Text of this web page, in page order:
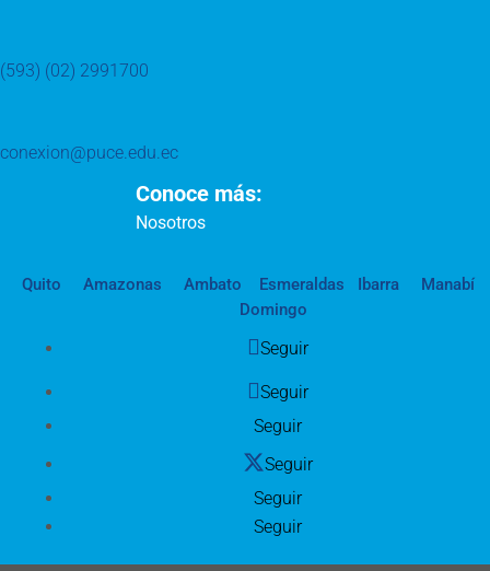
(593) (02) 2991700
conexion@puce.edu.ec
Conoce más:
Nosotros
Quito Amazonas Ambato Esmeraldas Ibarra
Manabí
Domingo
Seguir
Seguir
Seguir
Seguir
Seguir
Seguir